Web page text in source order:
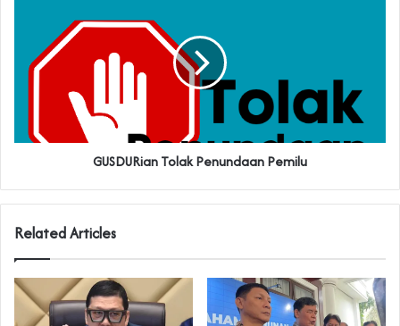
GUSDURian Tolak Penundaan Pemilu
Related Articles